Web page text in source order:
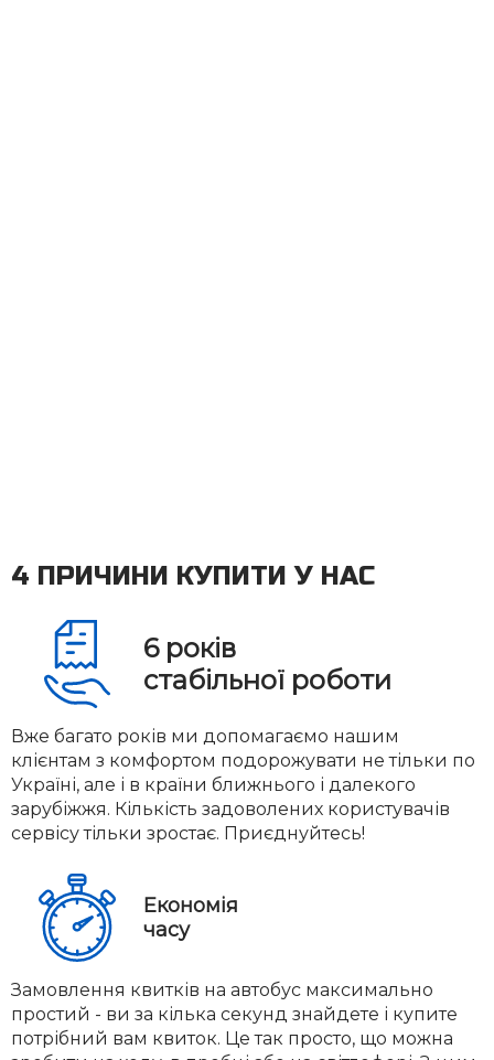
4 ПРИЧИНИ КУПИТИ У НАС
6 років
стабільної роботи
Вже багато років ми допомагаємо нашим
клієнтам з комфортом подорожувати не тільки по
Україні, але і в країни ближнього і далекого
зарубіжжя. Кількість задоволених користувачів
сервісу тільки зростає. Приєднуйтесь!
Економія
часу
Замовлення квитків на автобус максимально
простий - ви за кілька секунд знайдете і купите
потрібний вам квиток. Це так просто, що можна